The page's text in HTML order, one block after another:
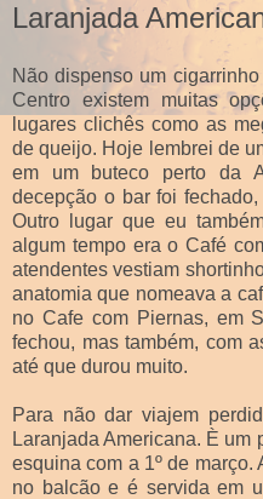
Laranjada
Não dispenso um
Centro existem muitas
lugares clichês como as
de queijo. Hoje lembrei de
em um buteco perto da
decepção o bar foi
Outro lugar que eu
algum tempo era o Café
atendentes vestiam
anatomia que nomeava a
no Cafe com Piernas, em
fechou, mas também, com
até que durou muito.
Para não dar viajem
Laranjada Americana. È um
esquina com a 1º de
no balcão e é servida em